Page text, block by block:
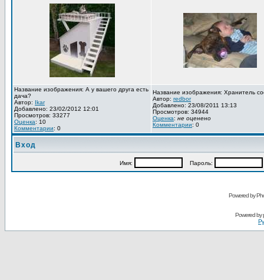
Название изображения: А у вашего друга есть
дача?
Автор: Ikar
Добавлено: 23/02/2012 12:01
Просмотров: 33277
Оценка: 10
Комментарии: 0
Название изображения: Хранитель
Автор: redbor
Добавлено: 23/08/2011 13:13
Просмотров: 34944
Оценка: не оценено
Комментарии: 0
Вход
Имя: Пароль:
Powered by
Powered by